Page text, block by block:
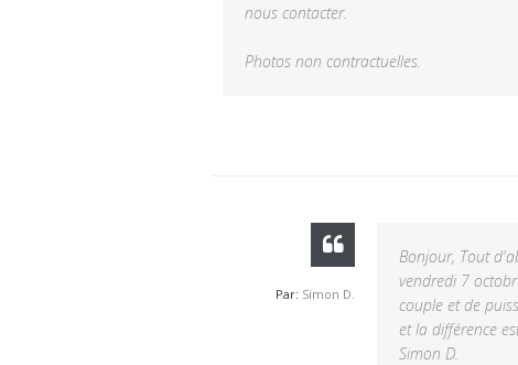
nous contacter.
Photos non contractuelles.
Par: Simon D.
Bonjour, Tout
vendredi 7
couple et de
et la différence
Simon D.